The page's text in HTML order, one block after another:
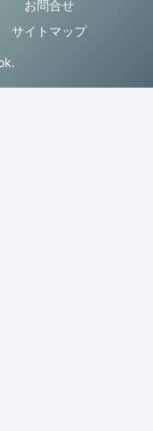
お問合せ
サイトマップ